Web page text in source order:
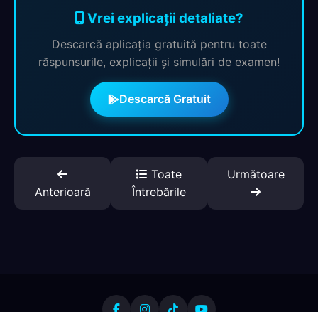
Vrei explicații detaliate?
Descarcă aplicația gratuită pentru toate
răspunsurile, explicații și simulări de examen!
Descarcă Gratuit
Anterioară
Toate
Întrebările
Următoare